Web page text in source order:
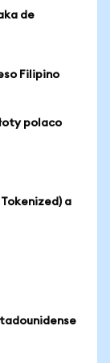
de
Filipino
polaco
Tokenized) a